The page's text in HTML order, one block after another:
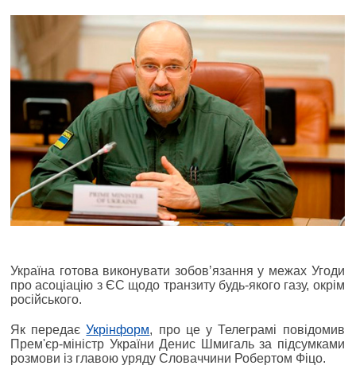
Україна готова виконувати зобовʼязання у межах Угоди
про асоціацію з ЄС щодо транзиту будь-якого газу, окрім
російського.
Як передаєУкрінформ, про це у Телеграмі повідомив
Прем'єр-міністр України Денис Шмигаль за підсумками
розмови із главою уряду Словаччини Робертом Фіцо.